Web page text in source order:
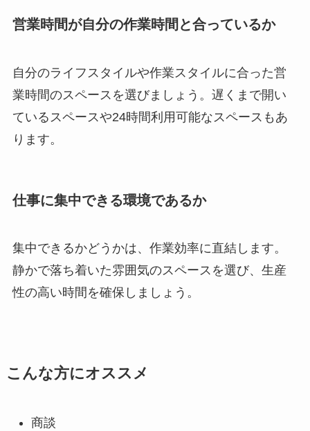
営業時間が自分の作業時間と合っているか
自分のライフスタイルや作業スタイルに合った営
業時間のスペースを選びましょう。遅くまで開い
ているスペースや24時間利用可能なスペースもあ
ります。
仕事に集中できる環境であるか
集中できるかどうかは、作業効率に直結します。
静かで落ち着いた雰囲気のスペースを選び、生産
性の高い時間を確保しましょう。
こんな方にオススメ
商談